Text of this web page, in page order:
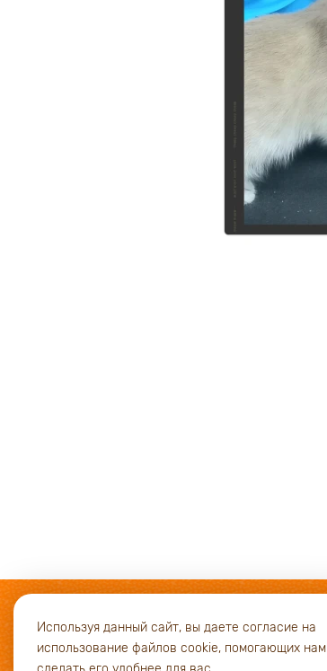
Используя данный сайт, вы даете согласие на
использование файлов cookie, помогающих нам